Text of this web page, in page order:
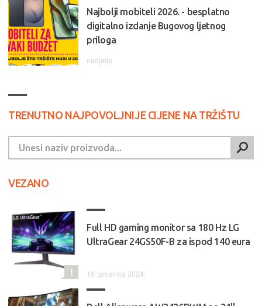
Najbolji mobiteli 2026. - besplatno
digitalno izdanje Bugovog ljetnog
priloga
nedjelja
TRENUTNO NAJPOVOLJNIJE CIJENE NA TRŽIŠTU
VEZANO
Full HD gaming monitor sa 180 Hz LG
UltraGear 24GS50F-B za ispod 140 eura
19. prosinca 2024.
1